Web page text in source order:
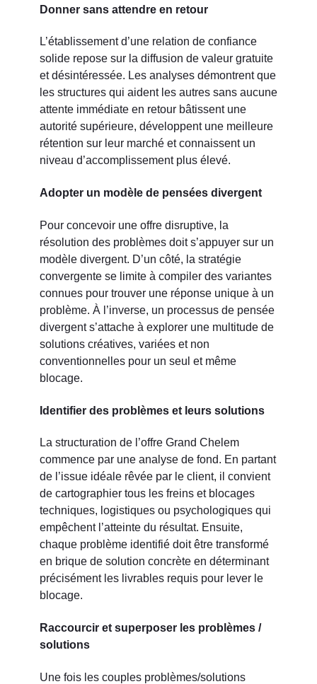
Donner sans attendre en retour
L’établissement d’une relation de confiance
solide repose sur la diffusion de valeur gratuite
et désintéressée. Les analyses démontrent que
les structures qui aident les autres sans aucune
attente immédiate en retour bâtissent une
autorité supérieure, développent une meilleure
rétention sur leur marché et connaissent un
niveau d’accomplissement plus élevé.
Adopter un modèle de pensées divergent
Pour concevoir une offre disruptive, la
résolution des problèmes doit s’appuyer sur un
modèle divergent. D’un côté, la stratégie
convergente se limite à compiler des variantes
connues pour trouver une réponse unique à un
problème. À l’inverse, un processus de pensée
divergent s’attache à explorer une multitude de
solutions créatives, variées et non
conventionnelles pour un seul et même
blocage.
Identifier des problèmes et leurs solutions
La structuration de l’offre Grand Chelem
commence par une analyse de fond. En partant
de l’issue idéale rêvée par le client, il convient
de cartographier tous les freins et blocages
techniques, logistiques ou psychologiques qui
empêchent l’atteinte du résultat. Ensuite,
chaque problème identifié doit être transformé
en brique de solution concrète en déterminant
précisément les livrables requis pour lever le
blocage.
Raccourcir et superposer les problèmes /
solutions
Une fois les couples problèmes/solutions